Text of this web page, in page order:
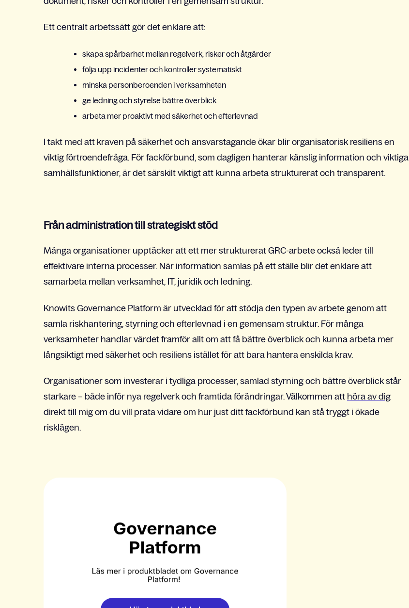
Ett centralt arbetssätt gör det enklare att:
skapa spårbarhet mellan regelverk, risker och åtgärder
följa upp incidenter och kontroller systematiskt
minska personberoenden i verksamheten
ge ledning och styrelse bättre överblick
arbeta mer proaktivt med säkerhet och efterlevnad
I takt med att kraven på säkerhet och ansvarstagande ökar blir organisatorisk resiliens en
viktig förtroendefråga. För fackförbund, som dagligen hanterar känslig information och viktiga
samhällsfunktioner, är det särskilt viktigt att kunna arbeta strukturerat och transparent.
Från administration till strategiskt stöd
Många organisationer upptäcker att ett mer strukturerat GRC-arbete också leder till
effektivare interna processer. När information samlas på ett ställe blir det enklare att
samarbeta mellan verksamhet, IT, juridik och ledning.
Knowits Governance Platform är utvecklad för att stödja den typen av arbete genom att
samla riskhantering, styrning och efterlevnad i en gemensam struktur. För många
verksamheter handlar värdet framför allt om att få bättre överblick och kunna arbeta mer
långsiktigt med säkerhet och resiliens istället för att bara hantera enskilda krav.
Organisationer som investerar i tydliga processer, samlad styrning och bättre överblick står
starkare – både inför nya regelverk och framtida förändringar. Välkommen att höra av dig
direkt till mig om du vill prata vidare om hur just ditt fackförbund kan stå tryggt i ökade
risklägen.